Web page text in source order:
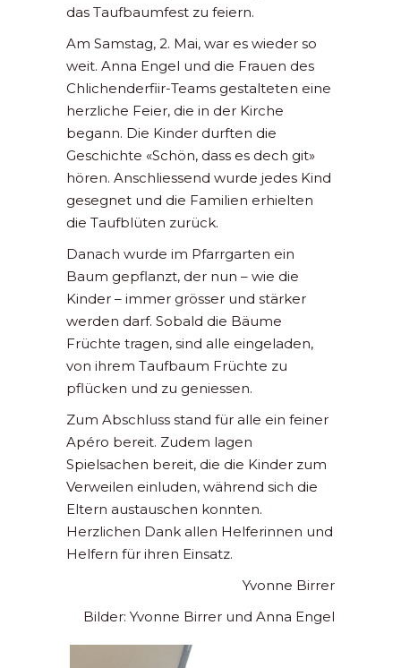
das Taufbaumfest zu feiern.
Am Samstag, 2. Mai, war es wieder so
weit. Anna Engel und die Frauen des
Chlichenderfiir-Teams gestalteten eine
herzliche Feier, die in der Kirche
begann. Die Kinder durften die
Geschichte «Schön, dass es dech git»
hören. Anschliessend wurde jedes Kind
gesegnet und die Familien erhielten
die Taufblüten zurück.
Danach wurde im Pfarrgarten ein
Baum gepflanzt, der nun – wie die
Kinder – immer grösser und stärker
werden darf. Sobald die Bäume
Früchte tragen, sind alle eingeladen,
von ihrem Taufbaum Früchte zu
pflücken und zu geniessen.
Zum Abschluss stand für alle ein feiner
Apéro bereit. Zudem lagen
Spielsachen bereit, die die Kinder zum
Verweilen einluden, während sich die
Eltern austauschen konnten.
Herzlichen Dank allen Helferinnen und
Helfern für ihren Einsatz.
Yvonne Birrer
Bilder: Yvonne Birrer und Anna Engel